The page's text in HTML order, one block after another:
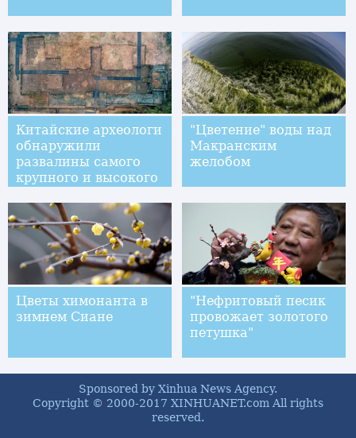
Китайские археологи
обнаружили
развалины самого
крупного и высокого
храма из всех
найденных ранее
"Цветение" воды над
Макранским
желобом
Цветы химонанта в
зимнем Сиане
"Нефритовый песик
провожает золотого
петушка"
Sponsored by Xinhua News Agency.
Copyright © 2000-2017 XINHUANET.com All rights
reserved.